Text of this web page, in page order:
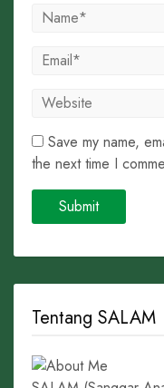
Save my name,
the next time I
Tentang SALAM